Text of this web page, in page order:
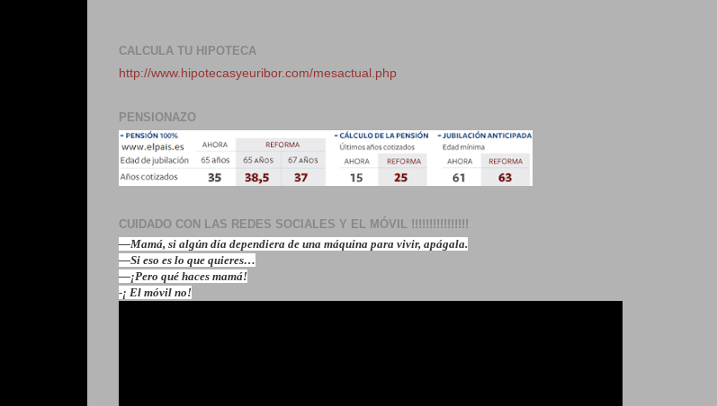
CALCULA TU HIPOTECA
http://www.hipotecasyeuribor.com/mesactual.php
PENSIONAZO
CUIDADO CON LAS REDES SOCIALES Y EL MÓVIL !!!!!!!!!!!!!!!!
—Mamá, si algún día dependiera de una máquina para vivir, apágala.
—Si eso es lo que quieres…
—¡Pero qué haces mamá!
-¡ El móvil no!